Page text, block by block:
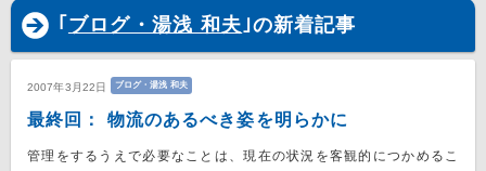
｢ ブログ・湯浅 和夫｣の新着記事
2007年3月22日 ブログ・湯浅 和夫
最終回： 物流のあるべき姿を明らかに
管理をするうえで必要なことは、現在の状況を客観的につかめるこ